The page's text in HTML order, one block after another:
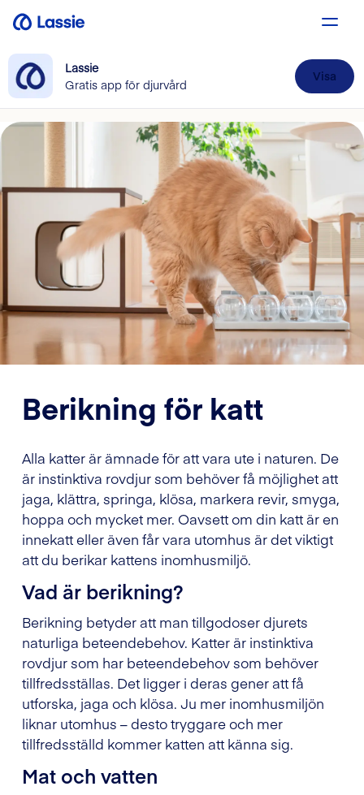
Lassie
Gratis app för djurvård
Visa
Berikning för katt
Alla katter är ämnade för att vara ute i naturen. De
är instinktiva rovdjur som behöver få möjlighet att
jaga, klättra, springa, klösa, markera revir, smyga,
hoppa och mycket mer. Oavsett om din katt är en
innekatt eller även får vara utomhus är det viktigt
att du berikar kattens inomhusmiljö.
Vad är berikning?
Berikning betyder att man tillgodoser djurets
naturliga beteendebehov. Katter är instinktiva
rovdjur som har beteendebehov som behöver
tillfredsställas. Det ligger i deras gener att få
utforska, jaga och klösa. Ju mer inomhusmiljön
liknar utomhus – desto tryggare och mer
tillfredsställd kommer katten att känna sig.
Mat och vatten